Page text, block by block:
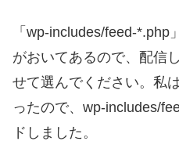
「wp-includes/feed-
がおいてあるので、配信
せて選んでください。私
ったので、wp-includes/
ドしました。